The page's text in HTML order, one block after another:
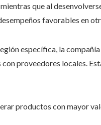
que al
favorables en
específica, la
proveedores locales.
productos con mayor